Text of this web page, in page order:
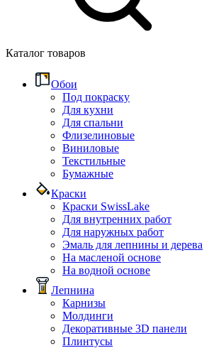
Каталог товаров
Обои
Под покраску
Для кухни
Для спальни
Флизелиновые
Виниловые
Текстильные
Бумажные
Краски
Краски SwissLake
Для внутренних работ
Для наружных работ
Эмаль для лепнины и дерева
На масленой основе
На водной основе
Лепнина
Карнизы
Молдинги
Декоративные 3D панели
Плинтусы